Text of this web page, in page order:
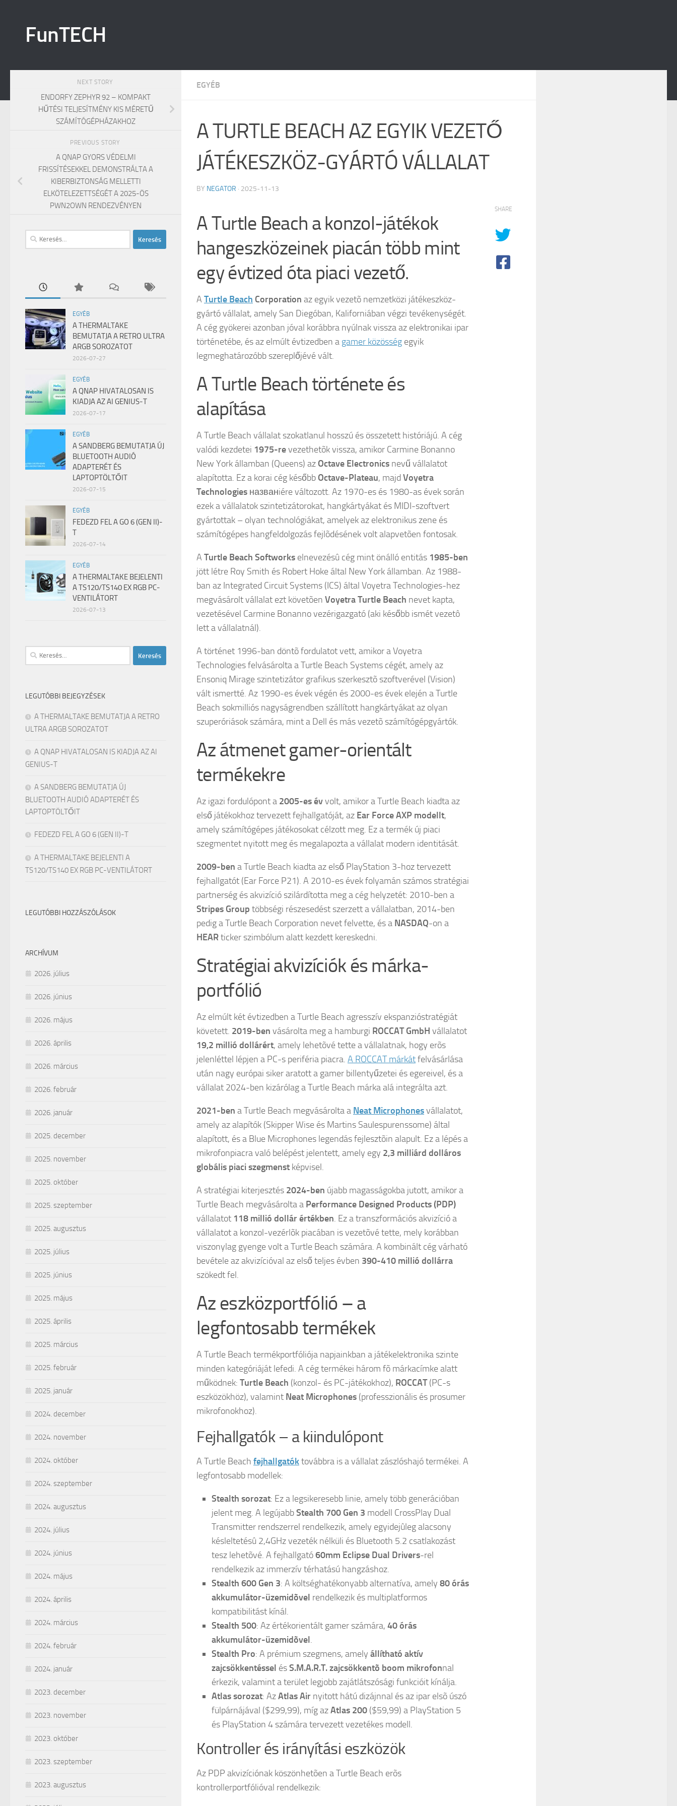
FunTECH
EGYÉB
A TURTLE BEACH AZ EGYIK VEZETŐ
JÁTÉKESZKÖZ-GYÁRTÓ VÁLLALAT
BY NEGATOR · 2025-11-13
A Turtle Beach a konzol-játékok
hangeszközeinek piacán több mint
egy évtized óta piaci vezető.
A Turtle Beach Corporation az egyik vezetõ nemzetközi játékeszköz-
gyártó vállalat, amely San Diegóban, Kaliforniában végzi tevékenységét.
A cég gyökerei azonban jóval korábbra nyúlnak vissza az elektronikai ipar
történetébe, és az elmúlt évtizedben a gamer közösség egyik
legmeghatározóbb szereplőjévé vált.
A Turtle Beach története és
alapítása
A Turtle Beach vállalat szokatlanul hosszú és összetett históriájú. A cég
valódi kezdetei 1975-revezethetõk vissza, amikor Carmine Bonanno
New York államban (Queens) az Octave Electronics nevű vállalatot
alapította. Ez a korai cég később Octave-Plateau, majd Voyetra
Technologies названiére változott. Az 1970-es és 1980-as évek során
ezek a vállalatok szintetizátorokat, hangkártyákat és MIDI-szoftvert
gyártottak – olyan technológiákat, amelyek az elektronikus zene és
számítógépes hangfeldolgozás fejlõdésének volt alapvetõen fontosak.
A Turtle Beach Softworks elnevezésû cég mint önálló entitás 1985-ben
jött létre Roy Smith és Robert Hoke által New York államban. Az 1988-
ban az Integrated Circuit Systems (ICS) által Voyetra Technologies-hez
megvásárolt vállalat ezt követõen Voyetra Turtle Beach nevet kapta,
vezetésével Carmine Bonanno vezérigazgató (aki később ismét vezetô
lett a vállalatnál).
A történet 1996-ban döntõ fordulatot vett, amikor a Voyetra
Technologies felvásárolta a Turtle Beach Systems cégét, amely az
Ensoniq Mirage szintetizátor grafikus szerkesztõ szoftverével (Vision)
vált ismertté. Az 1990-es évek végén és 2000-es évek elején a Turtle
Beach sokmilliós nagyságrendben szállított hangkártyákat az olyan
szuperóriások számára, mint a Dell és más vezetõ számítógépgyártók.
Az átmenet gamer-orientált
termékekre
Az igazi fordulópont a 2005-es évvolt, amikor a Turtle Beach kiadta az
első játékokhoz tervezett fejhallgatóját, az Ear Force AXP modellt,
amely számítógépes játékosokat célzott meg. Ez a termék új piaci
szegmentet nyitott meg és megalapozta a vállalat modern identitását.
2009-ben a Turtle Beach kiadta az első PlayStation 3-hoz tervezett
fejhallgatót (Ear Force P21). A 2010-es évek folyamán számos stratégiai
partnerség és akvizíció szilárdította meg a cég helyzetét: 2010-ben a
Stripes Group többségi részesedést szerzett a vállalatban, 2014-ben
pedig a Turtle Beach Corporation nevet felvette, és a NASDAQ-on a
HEARticker szimbólum alatt kezdett kereskedni.
Stratégiai akvizíciók és márka-
portfólió
Az elmúlt két évtizedben a Turtle Beach agresszív ekspanzióstratégiát
követett. 2019-ben vásárolta meg a hamburgi ROCCAT GmbH vállalatot
19,2 millió dollárért, amely lehetõvé tette a vállalatnak, hogy erõs
jelenléttel lépjen a PC-s periféria piacra. A ROCCAT márkátfelvásárlása
után nagy európai siker aratott a gamer billentyűzetei és egereivel, és a
vállalat 2024-ben kizárólag a Turtle Beach márka alá integrálta azt.
2021-ben a Turtle Beach megvásárolta a Neat Microphonesvállalatot,
amely az alapítók (Skipper Wise és Martins Saulespurenssome) által
alapított, és a Blue Microphones legendás fejlesztõin alapult. Ez a lépés a
mikrofonpiacra való belépést jelentett, amely egy 2,3 milliárd dolláros
globális piaci szegmenst képvisel.
A stratégiai kiterjesztés 2024-ben újabb magasságokba jutott, amikor a
Turtle Beach megvásárolta a Performance Designed Products (PDP)
vállalatot 118 millió dollár értékben. Ez a transzformációs akvizíció a
vállalatot a konzol-vezérlõk piacában is vezetõvé tette, mely korábban
viszonylag gyenge volt a Turtle Beach számára. A kombinált cég várható
bevétele az akvizícióval az első teljes évben 390-410 millió dollárra
szökedt fel.
Az eszközportfólió – a
legfontosabb termékek
A Turtle Beach termékportfóliója napjainkban a játékelektronika szinte
minden kategóriáját lefedi. A cég termékei három fõ márkacímke alatt
működnek: Turtle Beach (konzol- és PC-játékokhoz), ROCCAT(PC-s
eszközökhöz), valamint Neat Microphones (professzionális és prosumer
mikrofonokhoz).
Fejhallgatók – a kiindulópont
A Turtle Beach fejhallgatóktovábbra is a vállalat zászlóshajó termékei. A
legfontosabb modellek:
Stealth sorozat: Ez a legsikeresebb linie, amely több generációban
jelent meg. A legújabbStealth 700 Gen 3 modell CrossPlay Dual
Transmitter rendszerrel rendelkezik, amely egyidejûleg alacsony
késleltetésû 2,4GHz vezeték nélküli és Bluetooth 5.2 csatlakozást
tesz lehetõvé. A fejhallgató60mm Eclipse Dual Drivers-rel
rendelkezik az immerzív térhatású hangzáshoz.
Stealth 600 Gen 3: A költséghatékonyabb alternatíva, amely 80 órás
akkumulátor-üzemidõvel rendelkezik és multiplatformos
kompatibilitást kínál.
Stealth 500: Az értékorientált gamer számára, 40 órás
akkumulátor-üzemidõvel.
Stealth Pro: A prémium szegmens, amely állítható aktív
zajcsökkentéssel ésS.M.A.R.T. zajcsökkentõ boom mikrofonnal
érkezik, valamint a terület legjobb zajátlátszósági funkcióit kínálja.
Atlas sorozat: AzAtlas Air nyitott hátú dizájnnal és az ipar elsõ úszó
fülpárnájával ($299,99), míg azAtlas 200 ($59,99) a PlayStation 5
és PlayStation 4 számára tervezett vezetékes modell.
Kontroller és irányítási eszközök
Az PDP akvizíciónak köszönhetõen a Turtle Beach erõs
kontrollerportfólióval rendelkezik:
SHARE
NEXT STORY
ENDORFY ZEPHYR 92 – KOMPAKT
HŰTÉSI TELJESÍTMÉNY KIS MÉRETŰ
SZÁMÍTÓGÉPHÁZAKHOZ
PREVIOUS STORY
A QNAP GYORS VÉDELMI
FRISSÍTÉSEKKEL DEMONSTRÁLTA A
KIBERBIZTONSÁG MELLETTI
ELKÖTELEZETTSÉGÉT A 2025-ÖS
PWN2OWN RENDEZVÉNYEN
Keresés:
EGYÉB
A THERMALTAKE
BEMUTATJA A RETRO ULTRA
ARGB SOROZATOT
2026-07-27
EGYÉB
A QNAP HIVATALOSAN IS
KIADJA AZ AI GENIUS-T
2026-07-17
EGYÉB
A SANDBERG BEMUTATJA ÚJ
BLUETOOTH AUDIÓ
ADAPTERÉT ÉS
LAPTOPTÖLTŐIT
2026-07-15
EGYÉB
FEDEZD FEL A GO 6 (GEN II)-
T
2026-07-14
EGYÉB
A THERMALTAKE BEJELENTI
A TS120/TS140 EX RGB PC-
VENTILÁTORT
2026-07-13
Keresés:
LEGUTÓBBI BEJEGYZÉSEK
A THERMALTAKE BEMUTATJA A RETRO
ULTRA ARGB SOROZATOT
A QNAP HIVATALOSAN IS KIADJA AZ AI
GENIUS-T
A SANDBERG BEMUTATJA ÚJ
BLUETOOTH AUDIÓ ADAPTERÉT ÉS
LAPTOPTÖLTŐIT
FEDEZD FEL A GO 6 (GEN II)-T
A THERMALTAKE BEJELENTI A
TS120/TS140 EX RGB PC-VENTILÁTORT
LEGUTÓBBI HOZZÁSZÓLÁSOK
ARCHÍVUM
2026. július
2026. június
2026. május
2026. április
2026. március
2026. február
2026. január
2025. december
2025. november
2025. október
2025. szeptember
2025. augusztus
2025. július
2025. június
2025. május
2025. április
2025. március
2025. február
2025. január
2024. december
2024. november
2024. október
2024. szeptember
2024. augusztus
2024. július
2024. június
2024. május
2024. április
2024. március
2024. február
2024. január
2023. december
2023. november
2023. október
2023. szeptember
2023. augusztus